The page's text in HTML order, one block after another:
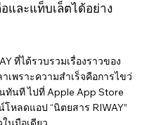
ละแท็บเล็ตได้อย่าง
ที่ได้รวบรวมเรื่องราวของ
เพราะความสำเร็จคือการไขว่
ทันที ไปที่ Apple App Store
หลดแอป “นิตยสาร RIWAY”